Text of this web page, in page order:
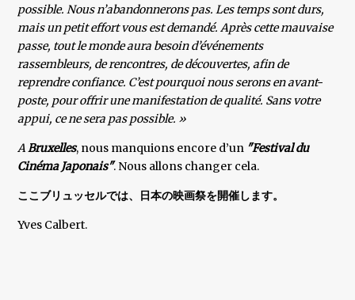
possible. Nous n’abandonnerons pas. Les temps sont durs,
mais un petit effort vous est demandé. Après cette mauvaise
passe, tout le monde aura besoin d’événements
rassembleurs, de rencontres, de découvertes, afin de
reprendre confiance. C’est pourquoi nous serons en avant-
poste, pour offrir une manifestation de qualité. Sans votre
appui, ce ne sera pas possible. »
ABruxelles, nous manquions encore d’un "Festival du
Cinéma Japonais". Nous allons changer cela.
ここブリュッセルでは、日本の映画祭を開催します。
Yves Calbert.